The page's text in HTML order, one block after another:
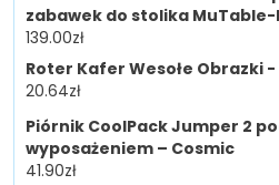
zabawek do stolika
139.00zł
Roter Kafer Wesołe Obrazki
20.64zł
Piórnik CoolPack Jumper 2
wyposażeniem – Cosmic
41.90zł